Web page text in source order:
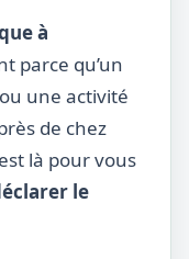
à
parce qu’un
une activité
de chez
là pour vous
le